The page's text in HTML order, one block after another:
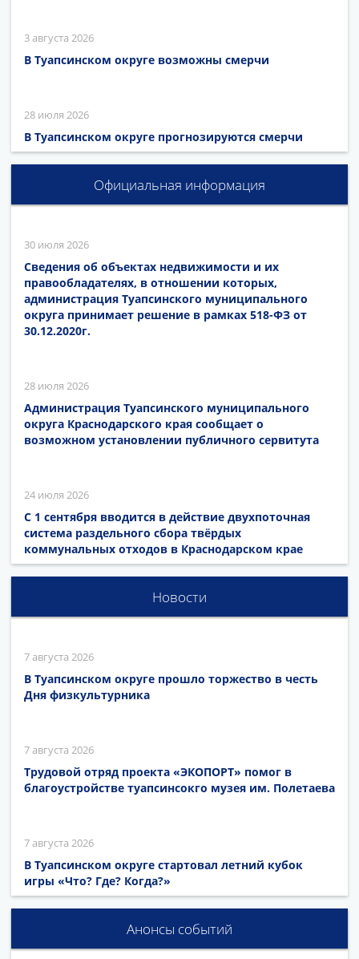
3 августа 2026
В Туапсинском округе возможны смерчи
28 июля 2026
В Туапсинском округе прогнозируются смерчи
Официальная информация
30 июля 2026
Сведения об объектах недвижимости и их
правообладателях, в отношении которых,
администрация Туапсинского муниципального
округа принимает решение в рамках 518-ФЗ от
30.12.2020г.
28 июля 2026
Администрация Туапсинского муниципального
округа Краснодарского края сообщает о
возможном установлении публичного сервитута
24 июля 2026
С 1 сентября вводится в действие двухпоточная
система раздельного сбора твёрдых
коммунальных отходов в Краснодарском крае
Новости
7 августа 2026
В Туапсинском округе прошло торжество в честь
Дня физкультурника
7 августа 2026
Трудовой отряд проекта «ЭКОПОРТ» помог в
благоустройстве туапсинсокго музея им. Полетаева
7 августа 2026
В Туапсинском округе стартовал летний кубок
игры «Что? Где? Когда?»
Анонсы событий